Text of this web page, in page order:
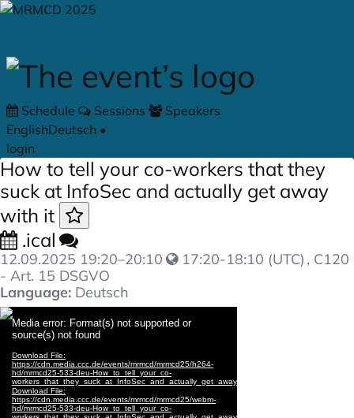
Skip to main content
Schedule Sessions
Speakers
EnglishDeutsch •
login
How to tell your co-workers that they
suck at InfoSec and actually get away
with it
.ical
12.09.2025 19:20–20:10 17:20-18:10 (UTC) , C120
- Art. 15 DSGVO
Language: Deutsch